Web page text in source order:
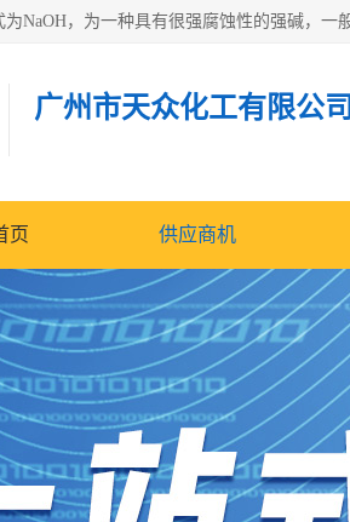
广州市天众化工有限公司
页 供应商机